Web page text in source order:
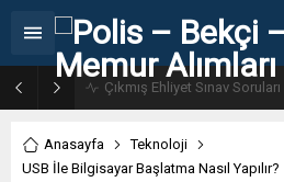
Anasayfa
Teknoloji
USB İle Bilgisayar Başlatma Nasıl Yapılır?